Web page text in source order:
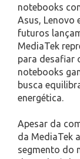
notebooks
Asus, Lenovo
futuros
MediaTek
para desafiar
notebooks
busca
energética.
Apesar da
da MediaTek
segmento do